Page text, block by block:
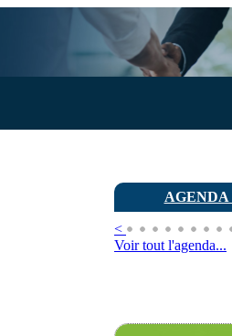
AGENDA
<
Voir tout l'agenda...